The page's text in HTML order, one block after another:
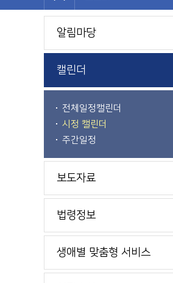
왼쪽메뉴
알림마당
캘린더
전체일정캘린더
시정 캘린더
주간일정
보도자료
법령정보
생애별 맞춤형 서비스